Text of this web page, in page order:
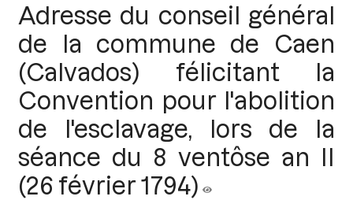
Adresse du conseil général
de la commune de Caen
(Calvados) félicitant la
Convention pour l'abolition
de l'esclavage, lors de la
séance du 8 ventôse an II
(26 février 1794)